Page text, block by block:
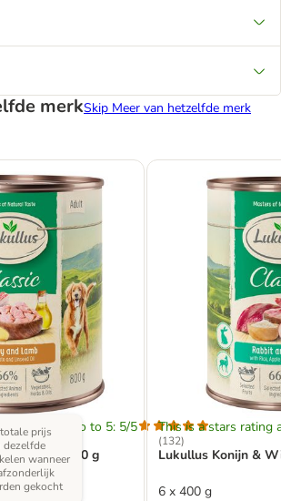
merkSkip Meer van hetzelfde merk
from zero to 5: 5/5
12 x 800 g
prijs
dezelfde
wanneer
gekocht
This is a stars rating
(132)
Lukullus Konijn &
6 x 400 g